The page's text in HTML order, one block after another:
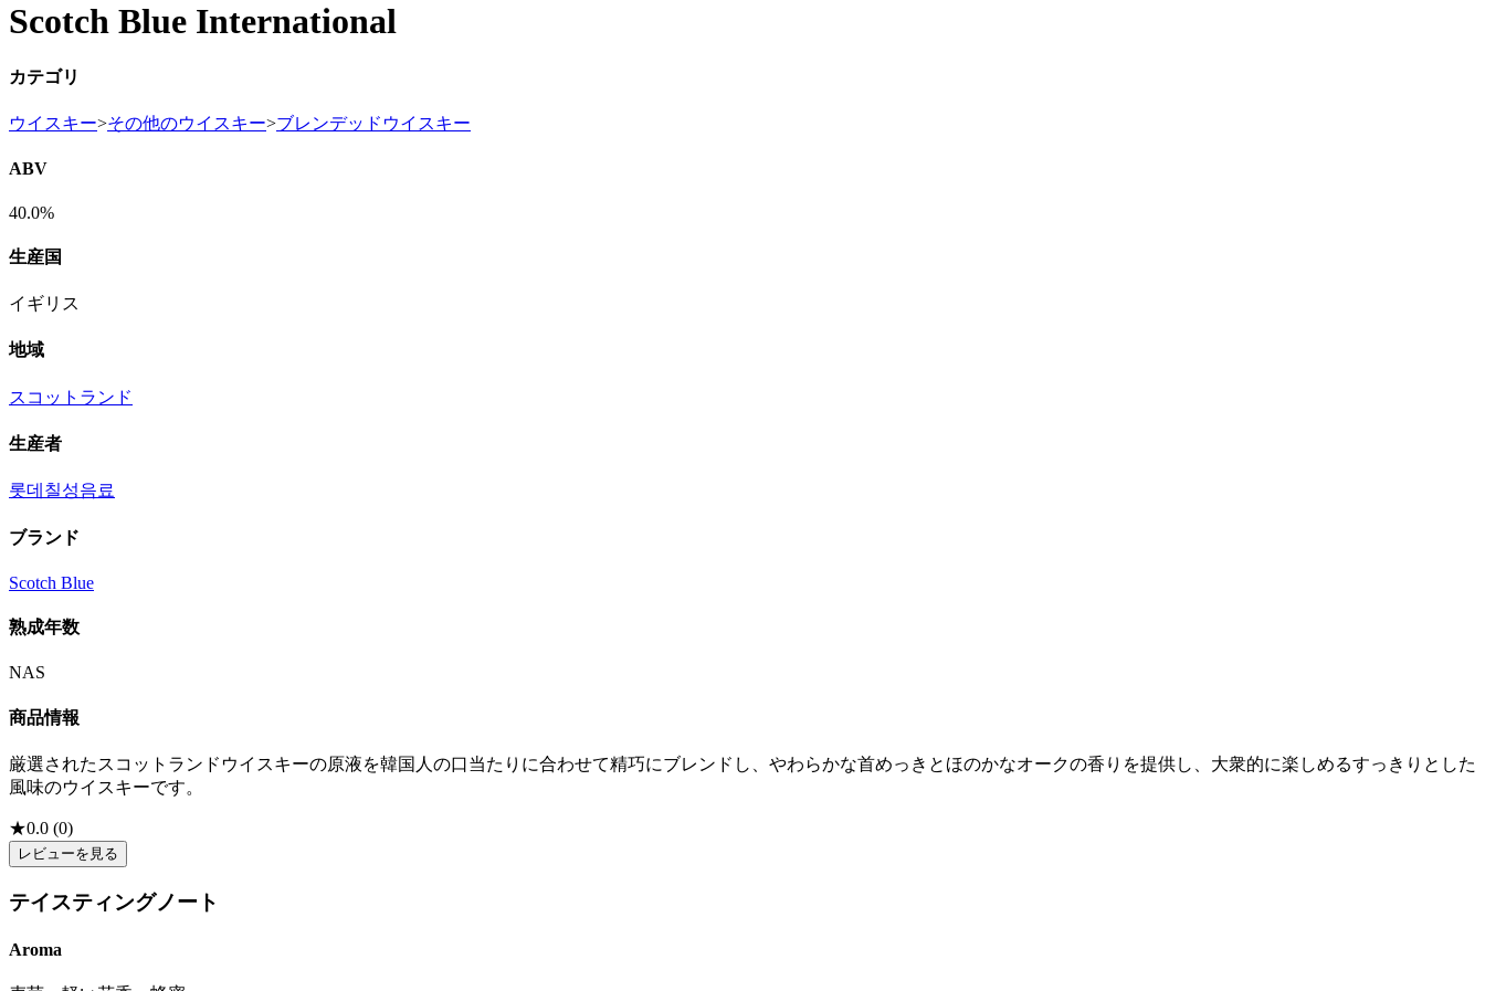
Scotch Blue International
カテゴリ
ウイスキー>その他のウイスキー>ブレンデッドウイスキー
ABV
40.0%
生産国
イギリス
地域
スコットランド
生産者
롯데칠성음료
ブランド
Scotch Blue
熟成年数
NAS
商品情報
厳選されたスコットランドウイスキーの原液を韓国人の口当たりに合わせて精巧にブレンドし、やわらかな首めっきとほのかなオークの香りを提供し、大衆的に楽しめるすっきりとした
風味のウイスキーです。
★0.0 (0)
レビューを見る
テイスティングノート
Aroma